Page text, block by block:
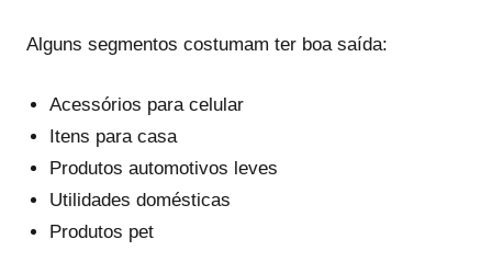
Alguns segmentos costumam ter boa saída:
Acessórios para celular
Itens para casa
Produtos automotivos leves
Utilidades domésticas
Produtos pet